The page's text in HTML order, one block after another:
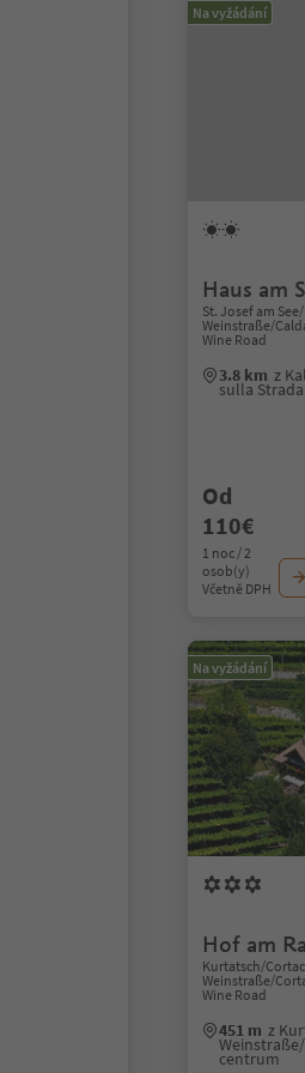
Na vyžádání
Haus am
St. Josef am
Weinstraße/
Wine Road
3.8 km z
sulla
Od
110€
1 noc / 2
osob(y)
Včetně DPH
Na vyžádání
Hof am
Kurtatsch/
Weinstraße/
Wine Road
451 m z
centrum